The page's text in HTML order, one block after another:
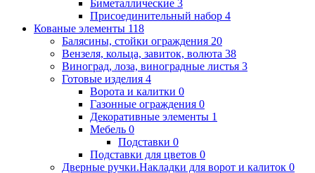
Биметаллические 3
Присоединительный набор 4
Кованые элементы 118
Балясины, стойки ограждения 20
Вензеля, кольца, завиток, волюта 38
Виноград, лоза, виноградные листья 3
Готовые изделия 4
Ворота и калитки 0
Газонные ограждения 0
Декоративные элементы 1
Мебель 0
Подставки 0
Подставки для цветов 0
Дверные ручки.Накладки для ворот и калиток 0